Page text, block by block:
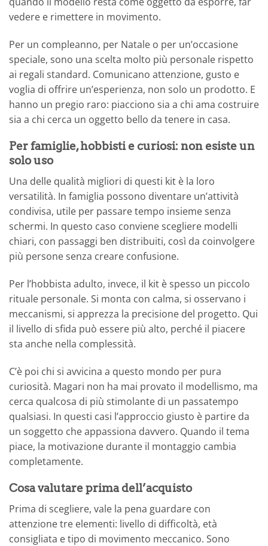
vedere e rimettere in movimento.
Per un compleanno, per Natale o per un’occasione
speciale, sono una scelta molto più personale rispetto
ai regali standard. Comunicano attenzione, gusto e
voglia di offrire un’esperienza, non solo un prodotto. E
hanno un pregio raro: piacciono sia a chi ama costruire
sia a chi cerca un oggetto bello da tenere in casa.
Per famiglie, hobbisti e curiosi: non esiste un
solo uso
Una delle qualità migliori di questi kit è la loro
versatilità. In famiglia possono diventare un’attività
condivisa, utile per passare tempo insieme senza
schermi. In questo caso conviene scegliere modelli
chiari, con passaggi ben distribuiti, così da coinvolgere
più persone senza creare confusione.
Per l’hobbista adulto, invece, il kit è spesso un piccolo
rituale personale. Si monta con calma, si osservano i
meccanismi, si apprezza la precisione del progetto. Qui
il livello di sfida può essere più alto, perché il piacere
sta anche nella complessità.
C’è poi chi si avvicina a questo mondo per pura
curiosità. Magari non ha mai provato il modellismo, ma
cerca qualcosa di più stimolante di un passatempo
qualsiasi. In questi casi l’approccio giusto è partire da
un soggetto che appassiona davvero. Quando il tema
piace, la motivazione durante il montaggio cambia
completamente.
Cosa valutare prima dell’acquisto
Prima di scegliere, vale la pena guardare con
attenzione tre elementi: livello di difficoltà, età
consigliata e tipo di movimento meccanico. Sono